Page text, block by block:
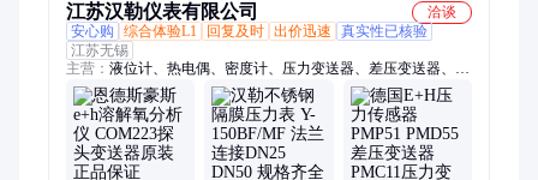
江苏汉勒仪表有限公司
洽谈
安心购
综合体验L1 回复及时 出价迅速
真实性已核验
江苏无锡
主营： 液位计、热电偶、密度计、压力变送器、差压变送器、流
量计、阻旋料位计、料位计开关、双法兰差压、一体化孔板、料
位控制器、液位控制器、单法兰隔膜、音叉料位计、蒸汽流量
计、气体流量计、磁翻板液位计、插入密度计、污水流量计、天
然气流量计